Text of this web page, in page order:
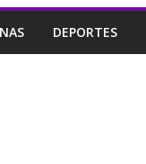
DEPORTES